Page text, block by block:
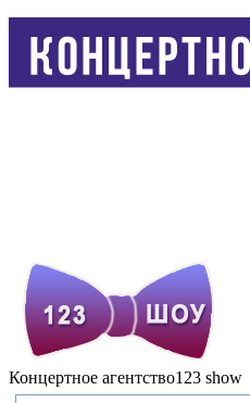
Концертное агентство123 show